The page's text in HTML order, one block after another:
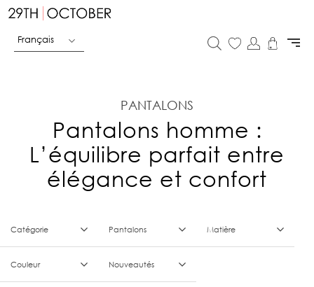
Français
PANTALONS
Pantalons homme :
L’équilibre parfait entre
élégance et confort
Catégorie Pantalons Matière
Couleur Nouveautés